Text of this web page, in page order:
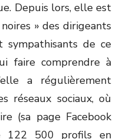
Depuis lors, elle est
» des dirigeants
de ce
faire comprendre à
a régulièrement
réseaux sociaux, où
(sa page Facebook
122 500 profils en